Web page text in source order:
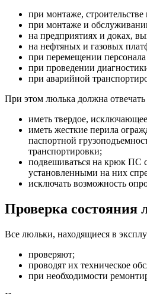
при монтаже,
при монтаже и
на предприятиях и доках,
на нефтяных и газовых
при перемещении персонала
при проведении
при аварийной
При этом люлька должна
иметь твердое,
иметь жесткие перила
паспортной
транспортировки;
подвешиваться на крюк ПС
установленными на них
исключать возможность
Проверка состояния
Все люльки, находящиеся в
проверяют;
проводят их техническое
при необходимости